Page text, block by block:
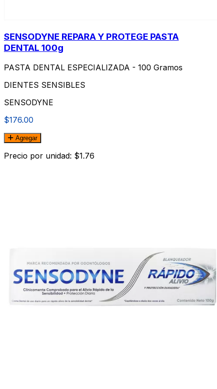
SENSODYNE REPARA Y PROTEGE PASTA
DENTAL 100g
PASTA DENTAL ESPECIALIZADA - 100 Gramos
DIENTES SENSIBLES
SENSODYNE
$176.00
Agregar
Precio por unidad: $1.76